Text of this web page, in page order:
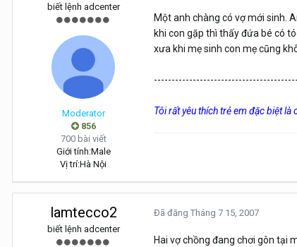
biết lệnh adcenter
Moderator
856
700 bài viết
Giới tính:Male
Vị trí:Hà Nội
Một anh chàng có vợ mới sinh.
khi con gặp thì thấy đứa bé có
xưa khi mẹ sinh con mẹ cũng
Tôi rất yêu thích trẻ em đặc biệt là
lamtecco2
biết lệnh adcenter
Đã đăng Tháng 7 15, 2007
Hai vợ chồng đang chơi gôn tại